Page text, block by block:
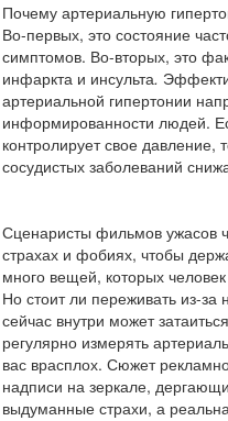
Почему артериальную
Во-первых, это состояние
симптомов. Во-вторых, это
инфаркта и инсульта.
артериальной гипертонии
информированности людей.
контролирует свое давление,
сосудистых заболеваний
Сценаристы фильмов ужасов
страхах и фобиях, чтобы
много вещей, которых
Но стоит ли переживать из-
сейчас внутри может
регулярно измерять
вас врасплох. Сюжет
надписи на зеркале,
выдуманные страхи, а